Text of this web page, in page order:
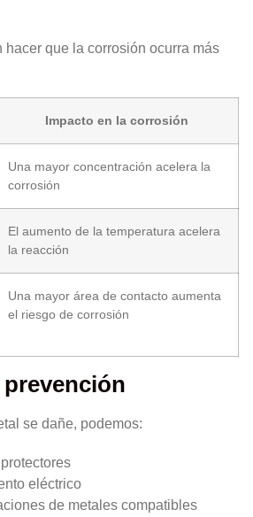
hacer que la corrosión ocurra más
Impacto en la corrosión
Una mayor concentración acelera la
corrosión
El aumento de la temperatura acelera
la reacción
Una mayor área de contacto aumenta
el riesgo de corrosión
se dañe, podemos:
eléctrico
de metales compatibles